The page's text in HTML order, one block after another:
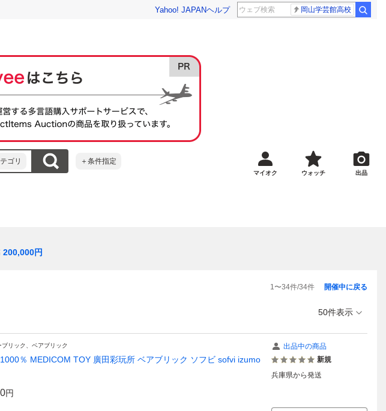
Yahoo! JAPANヘルプ 岡山学芸館高校
ゴリ ＋条件指定
マイオク ウォッチ 出品
200,000円
1〜34件/34件 開催中に戻る
50件表示
ブリック、ベアブリック
％ MEDICOM TOY 廣田彩玩所 ベアブリック ソフビ sofvi izumo
円
出品中の商品
新規
兵庫県から発送